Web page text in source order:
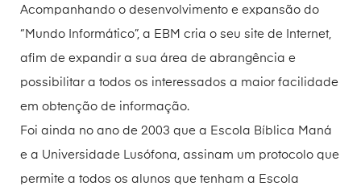
Acompanhando o desenvolvimento e expansão do
“Mundo Informático”, a EBM cria o seu site de Internet,
afim de expandir a sua área de abrangência e
possibilitar a todos os interessados a maior facilidade
em obtenção de informação.
Foi ainda no ano de 2003 que a Escola Bíblica Maná
e a Universidade Lusófona, assinam um protocolo que
permite a todos os alunos que tenham a Escola